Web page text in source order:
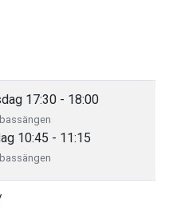
17:30 - 18:00
10:45 - 11:15